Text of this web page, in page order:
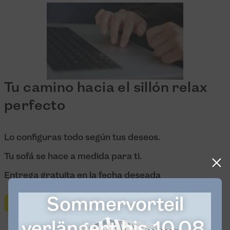
Tu camino hacia el sillón relax
perfecto
Lo configuras todo según tus deseos.
Tu sofá se hace a medida para ti.
Entrega gratuita en la fecha deseada
Configurar ahora
Sommervorteil